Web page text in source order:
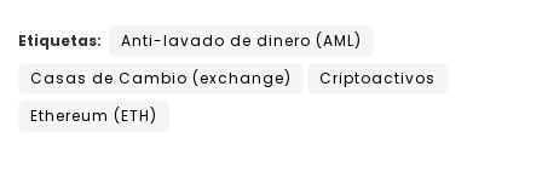
Etiquetas:
Anti-lavado de dinero (AML)
Casas de Cambio (exchange)
Criptoactivos
Ethereum (ETH)